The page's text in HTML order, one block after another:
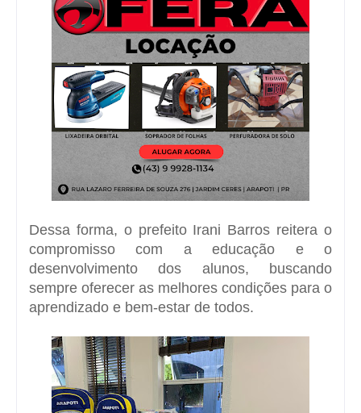
Dessa forma, o prefeito Irani Barros reitera o
compromisso com a educação e o
desenvolvimento dos alunos, buscando
sempre oferecer as melhores condições para o
aprendizado e bem-estar de todos.